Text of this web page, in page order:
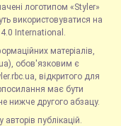
логотипом «Styler»
використовуватися на
International.
матеріалів,
обов'язковим є
відкритого для
має бути
нижче другого абзацу.
публікацій.